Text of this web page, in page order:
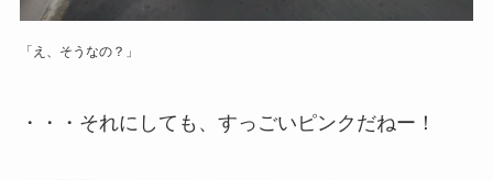
「え、そうなの？」
・・・それにしても、すっごいピンクだねー！